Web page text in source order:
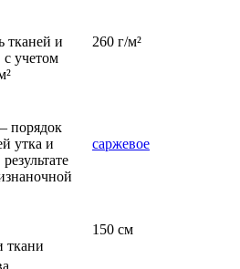
тканей и
с учетом
260 г/м²
порядок
утка и
саржевое
ткани
150 см